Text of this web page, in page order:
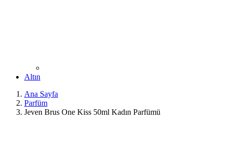
Altın
Ana Sayfa
Parfüm
Jeven Brus One Kiss 50ml Kadın Parfümü